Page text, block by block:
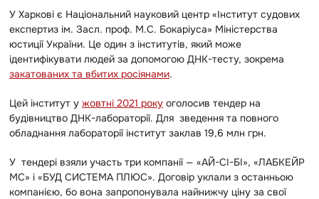
У Харкові є Національний науковий центр «Інститут судових
експертиз ім. Засл. проф. М.С. Бокаріуса» Міністерства
юстиції України. Це один з інститутів, який може
ідентифікувати людей за допомогою ДНК-тесту, зокрема
закатованих та вбитих росіянами.
Цей інститут у жовтні 2021 року оголосив тендер на
будівництво ДНК-лабораторії. Для зведення та повного
обладнання лабораторії інститут заклав 19,6 млн грн.
У тендері взяли участь три компанії — «АЙ-СІ-БІ», «ЛАБКЕЙР
МС» і «БУД СИСТЕМА ПЛЮС». Договір уклали з останньою
компанією, бо вона запропонувала найнижчу ціну за свої